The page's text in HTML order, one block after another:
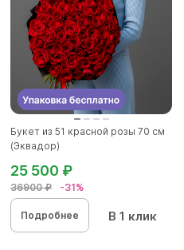
Букет из 51 красной розы 70 см
(Эквадор)
36900 ₽ -31%
25 500 ₽
Подробнее В 1 клик